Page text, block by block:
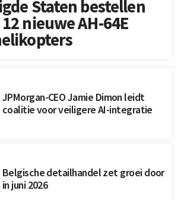
Staten bestellen
nieuwe AH-64E
JPMorgan-CEO Jamie Dimon leidt
coalitie voor veiligere AI-integratie
Belgische detailhandel zet groei door
in juni 2026